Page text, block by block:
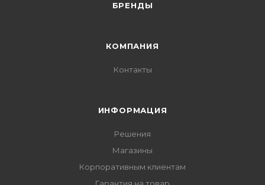
БРЕНДЫ
КОМПАНИЯ
Контакты
ИНФОРМАЦИЯ
Решения
Магазины
Корпоративным клиентам